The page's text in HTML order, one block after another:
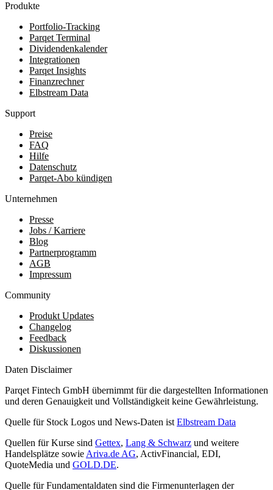
Produkte
Portfolio-Tracking
Parqet Terminal
Dividendenkalender
Integrationen
Parqet Insights
Finanzrechner
Elbstream Data
Support
Preise
FAQ
Hilfe
Datenschutz
Parqet-Abo kündigen
Unternehmen
Presse
Jobs / Karriere
Blog
Partnerprogramm
AGB
Impressum
Community
Produkt Updates
Changelog
Feedback
Diskussionen
Daten Disclaimer
Parqet Fintech GmbH übernimmt für die dargestellten Informationen
und deren Genauigkeit und Vollständigkeit keine Gewährleistung.
Quelle für Stock Logos und News-Daten ist Elbstream Data
Quellen für Kurse sind Gettex, Lang & Schwarz und weitere
Handelsplätze sowie Ariva.de AG, ActivFinancial, EDI,
QuoteMedia und GOLD.DE.
Quelle für Fundamentaldaten sind die Firmenunterlagen der